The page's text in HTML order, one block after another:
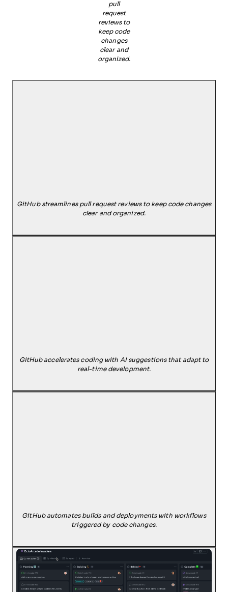
pull
request
reviews to
keep code
changes
clear and
organized.
GitHub streamlines pull request reviews to keep code changes
clear and organized.
GitHub accelerates coding with AI suggestions that adapt to
real-time development.
GitHub automates builds and deployments with workflows
triggered by code changes.